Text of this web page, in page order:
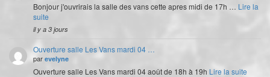
Bonjour j'ouvrirais la salle des vans cette apres midi de 17h … Lire la
suite
il y a 3 jours
Ouverture salle Les Vans mardi 04 …
par evelyne
Ouverture salle Les Vans mardi 04 août de 18h à 19h Lire la suite